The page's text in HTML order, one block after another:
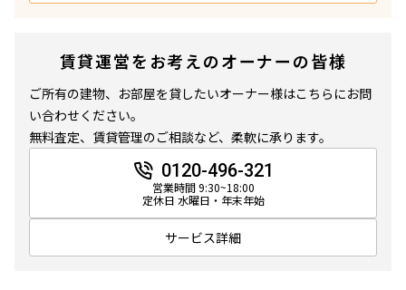
指定なし
1分以内
3分以内
5分以内
10分以内
専任物件
申込無し物件のみ表示
賃貸運営をお考えのオーナーの皆様
ご所有の建物、お部屋を貸したいオーナー様はこちらにお問
い合わせください。
無料査定、賃貸管理のご相談など、柔軟に承ります。
0120-496-321
営業時間 9:30~18:00
定休日 水曜日・年末年始
サービス詳細